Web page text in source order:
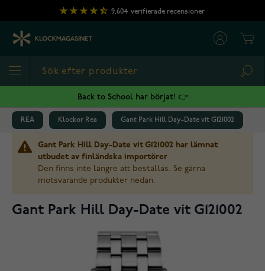
Hoppa till innehållet
9,604 verifierade recensioner
Back to School har börjat! 👉
REA Klockor Rea Gant Park Hill Day-Date vit G121002
Gant Park Hill Day-Date vit G121002 har lämnat
utbudet av finländska importörer
Den finns inte längre att beställas. Se gärna
motsvarande produkter nedan.
Gant Park Hill Day-Date vit G121002